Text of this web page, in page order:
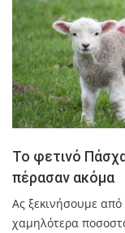
Το φετινό
πέρασαν ακόμα
Ας ξεκινήσουμε από
χαμηλότερα